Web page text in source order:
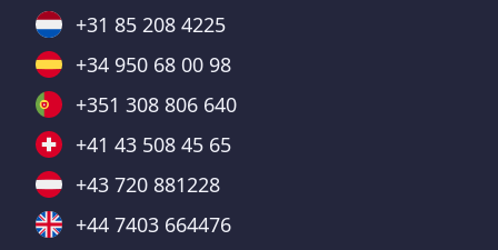
+31 85 208 4225
+34 950 68 00 98
+351 308 806 640
+41 43 508 45 65
+43 720 881228
+44 7403 664476